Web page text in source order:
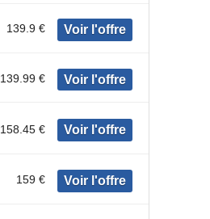
139.9 €
139.99 €
158.45 €
159 €